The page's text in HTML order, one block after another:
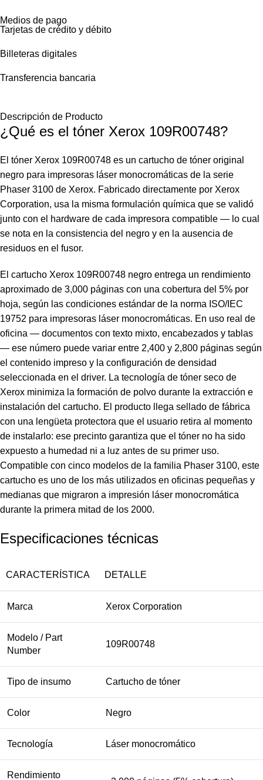
Medios de pago
Tarjetas de crédito y débito
Billeteras digitales
Transferencia bancaria
Descripción de Producto
¿Qué es el tóner Xerox 109R00748?
El tóner Xerox 109R00748 es un cartucho de tóner original
negro para impresoras láser monocromáticas de la serie
Phaser 3100 de Xerox. Fabricado directamente por Xerox
Corporation, usa la misma formulación química que se validó
junto con el hardware de cada impresora compatible — lo cual
se nota en la consistencia del negro y en la ausencia de
residuos en el fusor.
El cartucho Xerox 109R00748 negro entrega un rendimiento
aproximado de 3,000 páginas con una cobertura del 5% por
hoja, según las condiciones estándar de la norma ISO/IEC
19752 para impresoras láser monocromáticas. En uso real de
oficina — documentos con texto mixto, encabezados y tablas
— ese número puede variar entre 2,400 y 2,800 páginas según
el contenido impreso y la configuración de densidad
seleccionada en el driver. La tecnología de tóner seco de
Xerox minimiza la formación de polvo durante la extracción e
instalación del cartucho. El producto llega sellado de fábrica
con una lengüeta protectora que el usuario retira al momento
de instalarlo: ese precinto garantiza que el tóner no ha sido
expuesto a humedad ni a luz antes de su primer uso.
Compatible con cinco modelos de la familia Phaser 3100, este
cartucho es uno de los más utilizados en oficinas pequeñas y
medianas que migraron a impresión láser monocromática
durante la primera mitad de los 2000.
Especificaciones técnicas
CARACTERÍSTICA DETALLE
Marca Xerox Corporation
Modelo / Part
Number
109R00748
Tipo de insumo Cartucho de tóner
Color Negro
Tecnología Láser monocromático
Rendimiento